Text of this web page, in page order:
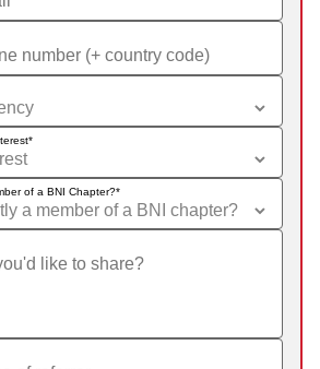
of a BNI Chapter?